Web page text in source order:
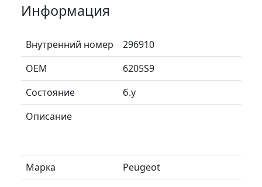
Информация
Внутренний номер
296910
ОЕМ
6205S9
Состояние
б.у
Описание
Марка
Peugeot